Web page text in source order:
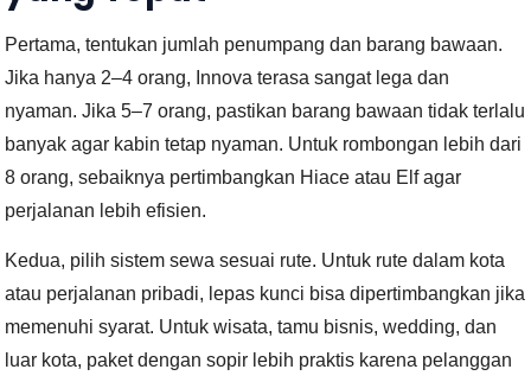
Pertama, tentukan jumlah penumpang dan barang bawaan.
Jika hanya 2–4 orang, Innova terasa sangat lega dan
nyaman. Jika 5–7 orang, pastikan barang bawaan tidak terlalu
banyak agar kabin tetap nyaman. Untuk rombongan lebih dari
8 orang, sebaiknya pertimbangkan Hiace atau Elf agar
perjalanan lebih efisien.
Kedua, pilih sistem sewa sesuai rute. Untuk rute dalam kota
atau perjalanan pribadi, lepas kunci bisa dipertimbangkan jika
memenuhi syarat. Untuk wisata, tamu bisnis, wedding, dan
luar kota, paket dengan sopir lebih praktis karena pelanggan